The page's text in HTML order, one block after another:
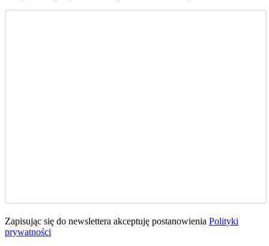
Zapisując się do newslettera akceptuję postanowienia Polityki
prywatności